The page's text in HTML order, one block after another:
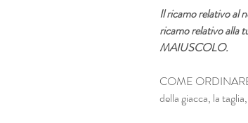
Il ricamo relativo al
ricamo relativo alla
MAIUSCOLO.
COME
della giacca, la